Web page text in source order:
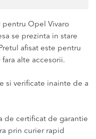
Opel Vivaro
se prezinta in stare
afisat este pentru
alte accesorii.
si verificate inainte de a
de certificat de garantie
prin curier rapid